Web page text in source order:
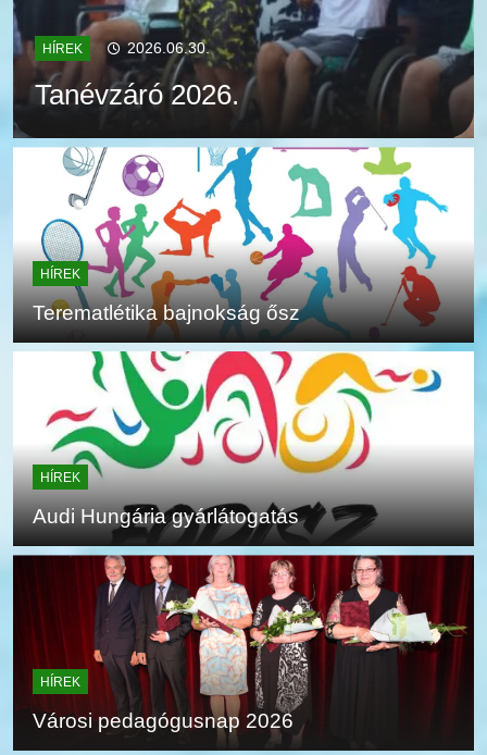
HÍREK 2026.06.30.
Tanévzáró 2026.
HÍREK
Terematlétika bajnokság ősz
HÍREK
Audi Hungária gyárlátogatás
HÍREK
Városi pedagógusnap 2026